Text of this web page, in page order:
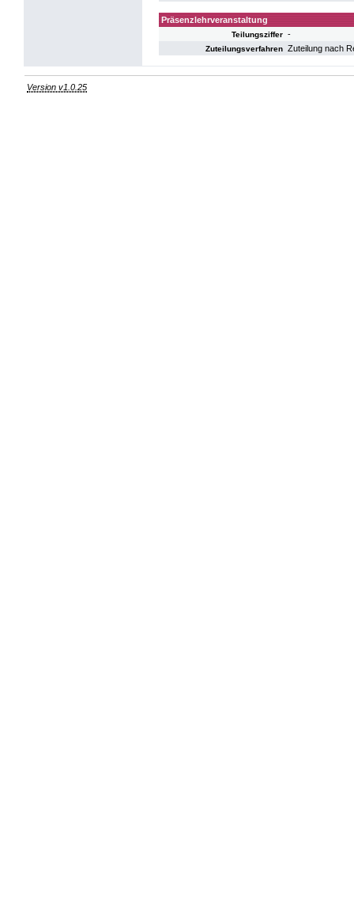
Präsenzlehrveranstaltung
Teilungsziffer -
Zuteilungsverfahren Zuteilung nach
Version v1.0.25